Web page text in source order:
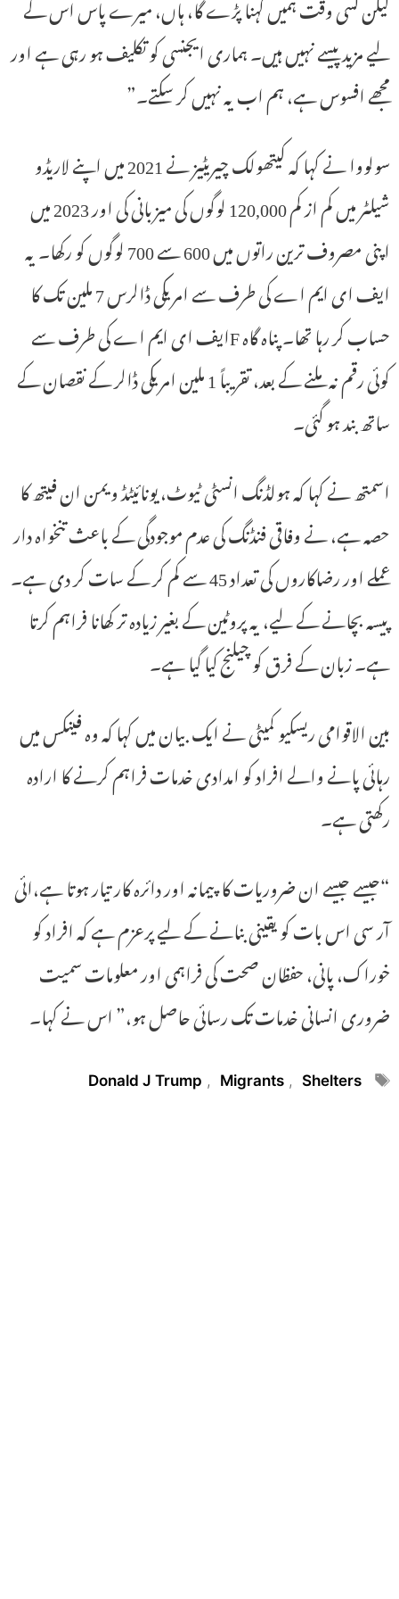
لیے مزید پیسے نہیں ہیں۔ ہماری ایجنسی کو تکلیف ہو رہی ہے اور
مجھے افسوس ہے، ہم اب یہ نہیں کر سکتے۔”
سولووا نے کہا کہ کیتھولک چیریٹیز نے 2021 میں اپنے لاریڈو
شیلٹر میں کم از کم 120,000 لوگوں کی میزبانی کی اور 2023 میں
اپنی مصروف ترین راتوں میں 600 سے 700 لوگوں کو رکھا۔ یہ
ایف ای ایم اے کی طرف سے امریکی ڈالرس 7 ملین تک کا
حساب کر رہا تھا۔ پناہ گاہ Fایف ای ایم اے کی طرف سے
کوئی رقم نہ ملنے کے بعد، تقریباً 1 ملین امریکی ڈالر کے نقصان کے
ساتھ بند ہو گئی۔
اسمتھ نے کہا کہ ہولڈنگ انسٹی ٹیوٹ، یونائیٹڈ ویمن ان فیتھ کا
حصہ ہے، نے وفاقی فنڈنگ ​​کی عدم موجودگی کے باعث تنخواہ دار
عملے اور رضاکاروں کی تعداد 45 سے کم کر کے سات کر دی ہے۔
پیسہ بچانے کے لیے، یہ پروٹین کے بغیر زیادہ تر کھانا فراہم کرتا
ہے۔ زبان کے فرق کو چیلنج کیا گیا ہے۔
بین الاقوامی ریسکیو کمیٹی نے ایک بیان میں کہا کہ وہ فینکس میں
رہائی پانے والے افراد کو امدادی خدمات فراہم کرنے کا ارادہ
رکھتی ہے۔
“جیسے جیسے ان ضروریات کا پیمانہ اور دائرہ کار تیار ہوتا ہے،ائی
آر سی اس بات کو یقینی بنانے کے لیے پرعزم ہے کہ افراد کو
خوراک، پانی، حفظان صحت کی فراہمی اور معلومات سمیت
ضروری انسانی خدمات تک رسائی حاصل ہو،” اس نے کہا۔
Tags
Donald J Trump , Migrants , Shelters